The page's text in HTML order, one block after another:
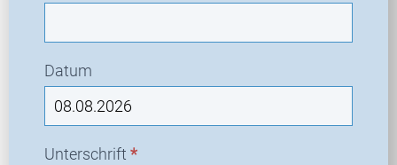
Datum
Unterschrift *